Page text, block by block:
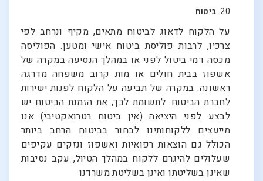
20. ביטוח
על הלקוח לדאוג לביטוח מתאים, מקיף ונרחב לפי
צרכיו, לרבות פוליסת ביטוח אישי ומטען. הפוליסה
מכסה דמי ביטול לפני או במהלך הנסיעה במקרה של
אשפוז בבית חולים או מות קרוב משפחה מדרגה
ראשונה. במקרה של תביעה על הלקוח לפנות ישירות
לחברת הביטוח. לתשומת לבך, את הזמנת הביטוח יש
לבצע לפני היציאה (אין ביטוח רטרואקטיבי) אנו
מייעצים ללקוחותינו לבחור בביטוח הרחב ביותר
הכולל גם הוצאות רפואיות ואשפוז ונזקים עקיפים
שעלולים להיגרם ללקוח במהלך הטיול, עקב נסיבות
שאינן בשליטתו ואינן בשליטת משרדנו